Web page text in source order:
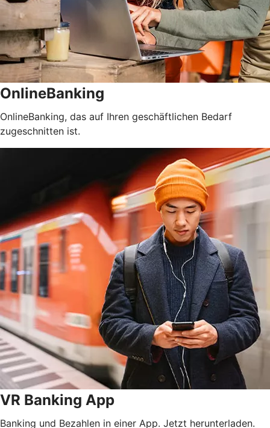
OnlineBanking
OnlineBanking, das auf Ihren geschäftlichen Bedarf
zugeschnitten ist.
VR Banking App
Banking und Bezahlen in einer App. Jetzt herunterladen.